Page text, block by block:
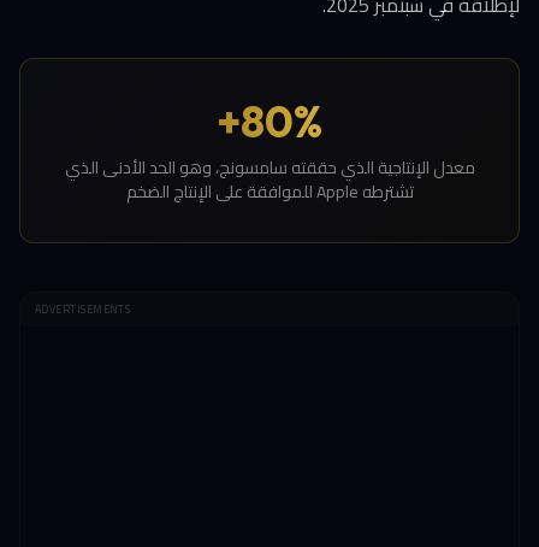
80%+
معدل الإنتاجية الذي حققته سامسونج، وهو الحد الأدنى الذي
تشترطه Apple للموافقة على الإنتاج الضخم
ADVERTISEMENTS